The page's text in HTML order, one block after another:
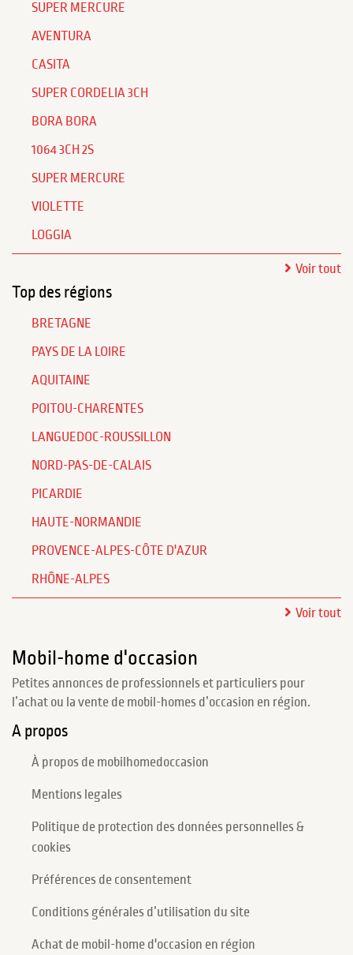
SUPER MERCURE
AVENTURA
CASITA
SUPER CORDELIA 3CH
BORA BORA
1064 3CH 2S
SUPER MERCURE
VIOLETTE
LOGGIA
Voir tout
Top des régions
BRETAGNE
PAYS DE LA LOIRE
AQUITAINE
POITOU-CHARENTES
LANGUEDOC-ROUSSILLON
NORD-PAS-DE-CALAIS
PICARDIE
HAUTE-NORMANDIE
PROVENCE-ALPES-CÔTE D'AZUR
RHÔNE-ALPES
Voir tout
Mobil-home d'occasion
Petites annonces de professionnels et particuliers pour
l’achat ou la vente de mobil-homes d’occasion en région.
A propos
À propos de mobilhomedoccasion
Mentions legales
Politique de protection des données personnelles &
cookies
Préférences de consentement
Conditions générales d’utilisation du site
Achat de mobil-home d'occasion en région